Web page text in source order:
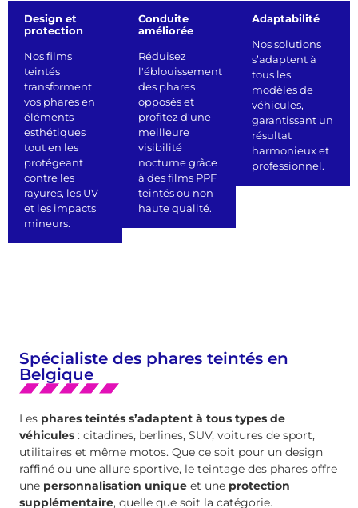
Design et
protection
Nos films
teintés
transforment
vos phares en
éléments
esthétiques
tout en les
protégeant
contre les
rayures, les UV
et les impacts
mineurs.
Conduite
améliorée
Réduisez
l'éblouissement
des phares
opposés et
profitez d'une
meilleure
visibilité
nocturne grâce
à des films PPF
teintés ou non
haute qualité.
Adaptabilité
Nos solutions
s’adaptent à
tous les
modèles de
véhicules,
garantissant un
résultat
harmonieux et
professionnel.
Spécialiste des phares teintés en
Belgique
Les phares teintés s’adaptent à tous types de
véhicules : citadines, berlines, SUV, voitures de sport,
utilitaires et même motos. Que ce soit pour un design
raffiné ou une allure sportive, le teintage des phares offre
une personnalisation unique et une protection
supplémentaire, quelle que soit la catégorie.